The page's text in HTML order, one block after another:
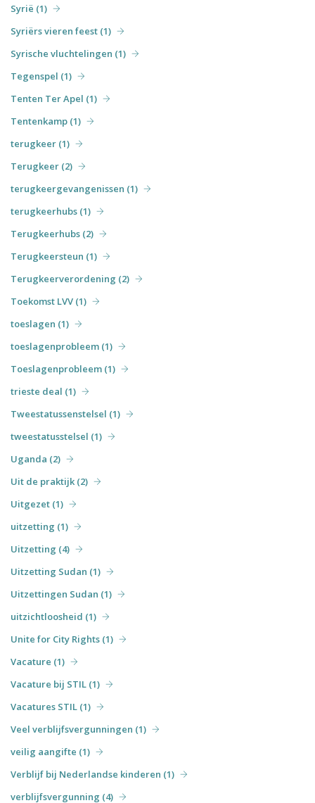
Syrië (1)
Syriërs vieren feest (1)
Syrische vluchtelingen (1)
Tegenspel (1)
Tenten Ter Apel (1)
Tentenkamp (1)
terugkeer (1)
Terugkeer (2)
terugkeergevangenissen (1)
terugkeerhubs (1)
Terugkeerhubs (2)
Terugkeersteun (1)
Terugkeerverordening (2)
Toekomst LVV (1)
toeslagen (1)
toeslagenprobleem (1)
Toeslagenprobleem (1)
trieste deal (1)
Tweestatussenstelsel (1)
tweestatusstelsel (1)
Uganda (2)
Uit de praktijk (2)
Uitgezet (1)
uitzetting (1)
Uitzetting (4)
Uitzetting Sudan (1)
Uitzettingen Sudan (1)
uitzichtloosheid (1)
Unite for City Rights (1)
Vacature (1)
Vacature bij STIL (1)
Vacatures STIL (1)
Veel verblijfsvergunningen (1)
veilig aangifte (1)
Verblijf bij Nederlandse kinderen (1)
verblijfsvergunning (4)